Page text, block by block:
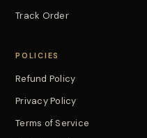
Track Order
POLICIES
Refund Policy
Privacy Policy
Terms of Service